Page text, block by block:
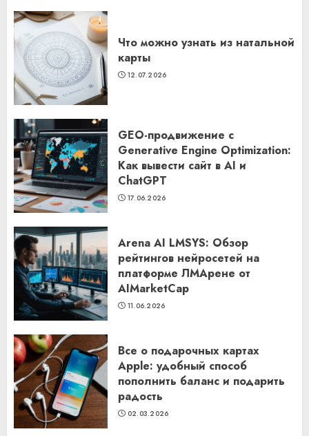
Что можно узнать из натальной
карты
12.07.2026
GEO-продвижение с
Generative Engine Optimization:
Как вывести сайт в AI и
ChatGPT
17.06.2026
Arena AI LMSYS: Обзор
рейтингов нейросетей на
платформе ЛМАрене от
AIMarketCap
11.06.2026
Все о подарочных картах
Apple: удобный способ
пополнить баланс и подарить
радость
02.03.2026